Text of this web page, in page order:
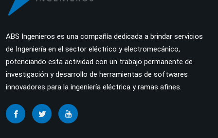
ABS Ingenieros es una compañía dedicada a brindar servicios
de Ingeniería en el sector eléctrico y electromecánico,
potenciando esta actividad con un trabajo permanente de
investigación y desarrollo de herramientas de softwares
innovadores para la ingeniería eléctrica y ramas afines.